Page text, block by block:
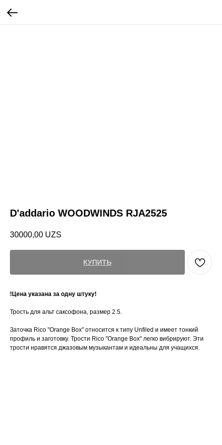
D'addario WOODWINDS RJA2525
30000,00 UZS
КУПИТЬ
!Цена указана за одну штуку!
Трость для альт саксофона, размер 2.5.
Заточка Rico "Orange Box" относится к типу Unfiled и имеет тонкий
профиль и заготовку. Трости Rico "Orange Box" легко вибрируют. Эти
трости нравятся джазовым музыкантам и идеальны для учащихся.